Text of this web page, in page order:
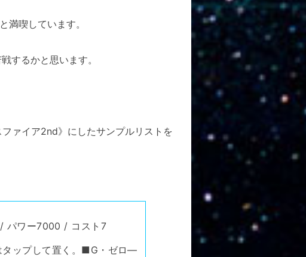
満喫しています。
するかと思います。
ァイア2nd》にしたサンプルリストを
パワー7000 / コスト7
タップして置く。■G・ゼロ―